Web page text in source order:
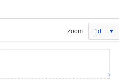
Zoom: 1d
5